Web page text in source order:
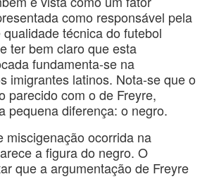
como responsável pela
técnica do futebol
ter bem claro que esta
fundamenta-se na
imigrantes latinos. Nota-se que o
parecido com o de Freyre,
pequena diferença: o negro.
miscigenação ocorrida na
a figura do negro. O
que a argumentação de Freyre